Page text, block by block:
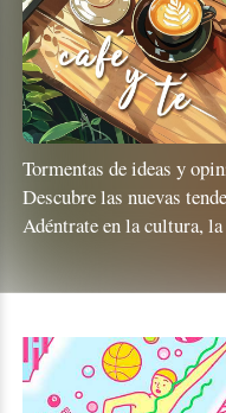
Tormentas de ideas y
Descubre las nuevas
Adéntrate en la cultura,